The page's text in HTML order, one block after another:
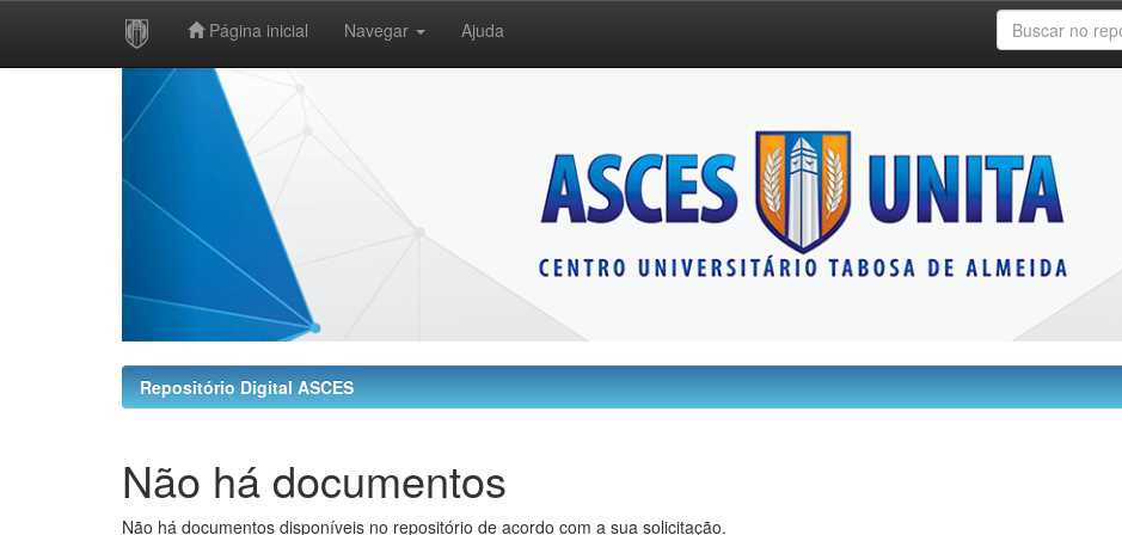
Skip
Página inicial Navegar Ajuda
Repositório Digital ASCES
Não há documentos
Não há documentos disponíveis no repositório de acordo com a sua solicitação.